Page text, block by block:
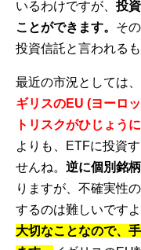
いるわけですが、投
ことができます。 そ
投資信託と言われる
最近の市況としては
ギリスのEU (ヨーロ
トリスクがひじょう
よりも、ETFに投資
せんね。 逆に個別銘
りますが、不確実性
するのは難しいですよ
大切なことなので、